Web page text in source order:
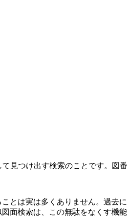
見つけ出す検索のことです。図
とは実は多くありません。過
面検索は、この無駄をなくす機能